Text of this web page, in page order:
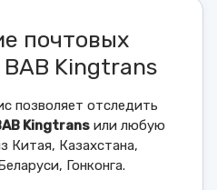
почтовых
Kingtrans
позволяет отследить
Kingtrans или любую
Китая, Казахстана,
Гонконга.